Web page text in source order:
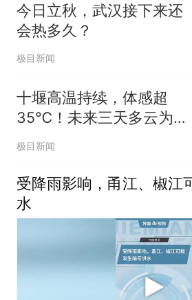
今日立秋，武汉接下来还
会热多久？
极目新闻
十堰高温持续，体感超
35℃！未来三天多云为
主，9日起转晴迎阵雨
极目新闻
受降雨影响，甬江、椒江
水